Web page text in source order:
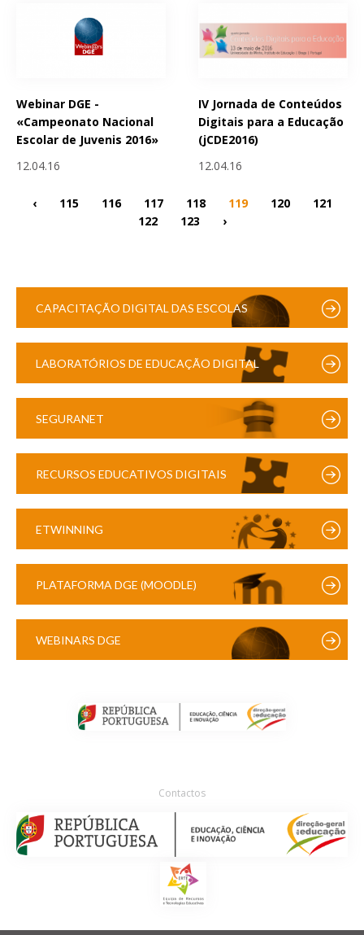
Webinar DGE -
«Campeonato Nacional
Escolar de Juvenis 2016»
12.04.16
IV Jornada de Conteúdos
Digitais para a Educação
(jCDE2016)
12.04.16
‹ 115 116 117 118 119 120
121
122
123 ›
CAPACITAÇÃO DIGITAL DAS ESCOLAS
LABORATÓRIOS DE EDUCAÇÃO DIGITAL
SEGURANET
RECURSOS EDUCATIVOS DIGITAIS
ETWINNING
PLATAFORMA DGE (MOODLE)
WEBINARS DGE
Contactos